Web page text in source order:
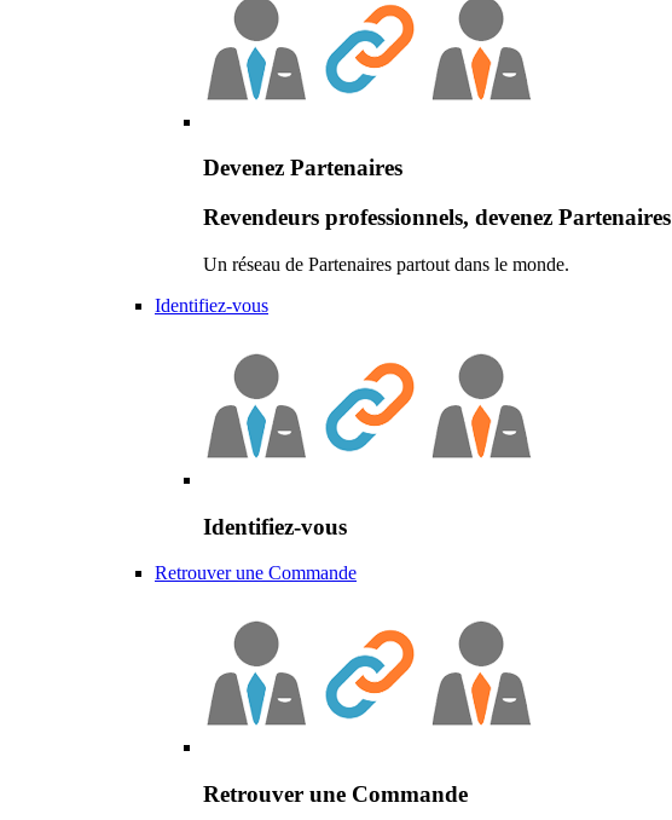
Devenez Partenaires
Revendeurs professionnels, devenez Partenaires
Un réseau de Partenaires partout dans le monde.
Identifiez-vous
Identifiez-vous
Retrouver une Commande
Retrouver une Commande